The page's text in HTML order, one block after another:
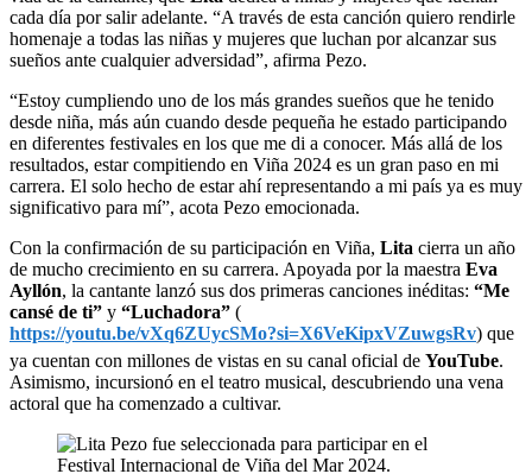
cada día por salir adelante. “A través de esta canción quiero rendirle
homenaje a todas las niñas y mujeres que luchan por alcanzar sus
sueños ante cualquier adversidad”, afirma Pezo.
“Estoy cumpliendo uno de los más grandes sueños que he tenido
desde niña, más aún cuando desde pequeña he estado participando
en diferentes festivales en los que me di a conocer. Más allá de los
resultados, estar compitiendo en Viña 2024 es un gran paso en mi
carrera. El solo hecho de estar ahí representando a mi país ya es muy
significativo para mí”, acota Pezo emocionada.
Con la confirmación de su participación en Viña, Lita cierra un año
de mucho crecimiento en su carrera. Apoyada por la maestra Eva
Ayllón, la cantante lanzó sus dos primeras canciones inéditas: “Me
cansé de ti” y “Luchadora” (
https://youtu.be/vXq6ZUycSMo?si=X6VeKipxVZuwgsRv) que
ya cuentan con millones de vistas en su canal oficial de YouTube.
Asimismo, incursionó en el teatro musical, descubriendo una vena
actoral que ha comenzado a cultivar.